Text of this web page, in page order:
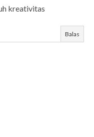
kreativitas
Balas